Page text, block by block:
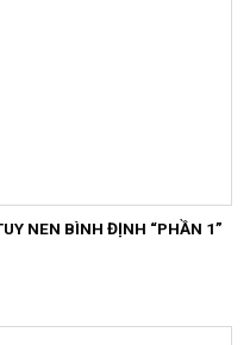
NEN BÌNH ĐỊNH “PHẦN 1”